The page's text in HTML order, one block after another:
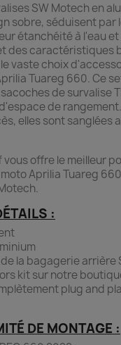
SW Motech en
sobre, séduisent par
étanchéité à l'eau et
des caractéristiques
vaste choix
Tuareg 660. Ce
de survalise
de
elles sont sanglées
vous offre le meilleur
Aprilia Tuareg
:
la bagagerie arrière
kit sur notre
plug and
DE MONTAGE :